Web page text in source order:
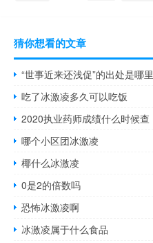
猜你想看的文章
“世事近来还浅促”的出处是哪里
吃了冰激凌多久可以吃饭
2020执业药师成绩什么时候查
哪个小区团冰激凌
椰什么冰激凌
0是2的倍数吗
恐怖冰激凌啊
冰激凌属于什么食品